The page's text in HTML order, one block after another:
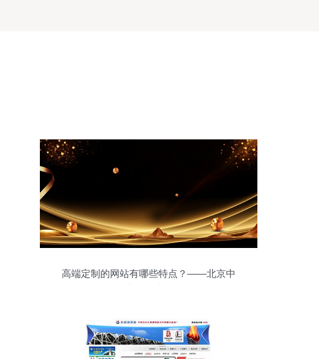
高端定制的网站有哪些特点？——北京中